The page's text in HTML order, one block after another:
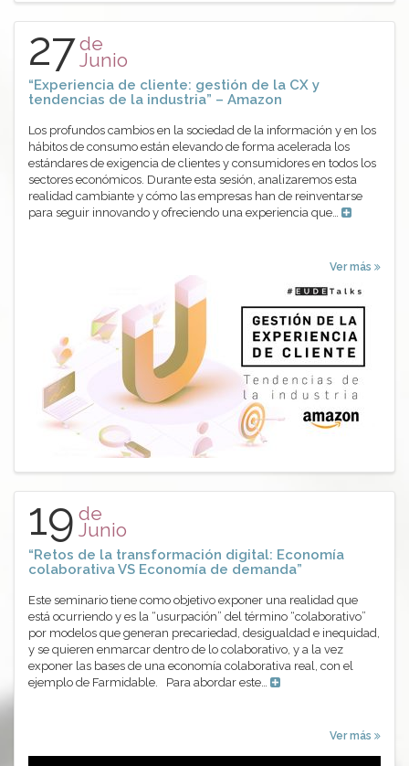
27de
Junio
“Experiencia de cliente: gestión de la CX y
tendencias de la industria” – Amazon
Los profundos cambios en la sociedad de la información y en los
hábitos de consumo están elevando de forma acelerada los
estándares de exigencia de clientes y consumidores en todos los
sectores económicos. Durante esta sesión, analizaremos esta
realidad cambiante y cómo las empresas han de reinventarse
para seguir innovando y ofreciendo una experiencia que…
Ver más
19 de
Junio
“Retos de la transformación digital: Economía
colaborativa VS Economía de demanda”
Este seminario tiene como objetivo exponer una realidad que
está ocurriendo y es la “usurpación” del término “colaborativo”
por modelos que generan precariedad, desigualdad e inequidad,
y se quieren enmarcar dentro de lo colaborativo, y a la vez
exponer las bases de una economía colaborativa real, con el
ejemplo de Farmidable. Para abordar este…
Ver más